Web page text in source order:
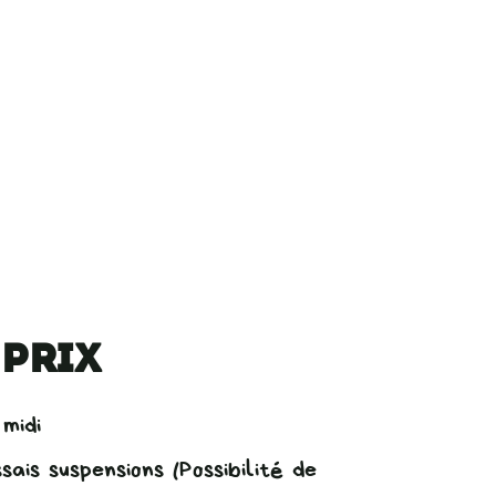
prix
suspensions (Possibilité de